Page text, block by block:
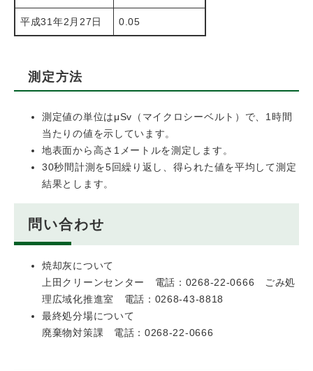
平成31年2月27日 0.05
測定方法
測定値の単位はμSv（マイクロシーベルト）で、1時間
当たりの値を示しています。
地表面から高さ1メートルを測定します。
30秒間計測を5回繰り返し、得られた値を平均して測定
結果とします。
問い合わせ
焼却灰について
上田クリーンセンター 電話：0268-22-0666 ごみ処
理広域化推進室 電話：0268-43-8818
最終処分場について
廃棄物対策課 電話：0268-22-0666